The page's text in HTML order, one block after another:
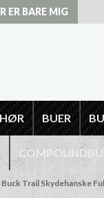
ER BARE MIG
BUER
Buck Trail Skydehanske